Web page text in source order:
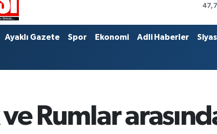
Ayaklı Gazete Spor Ekonomi Adli Haberler
ve Rumlar